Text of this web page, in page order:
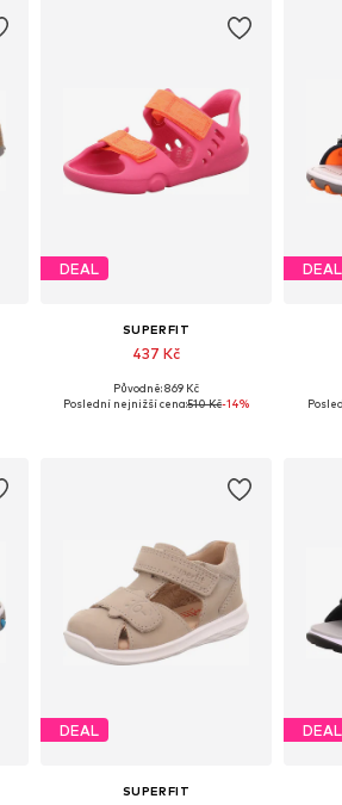
DEAL
SUPERFIT
437 Kč
Původně: 869 Kč
Poslední nejnižší cena:510 Kč-14%
DEAL
DEAL
SUPERFIT
DEAL